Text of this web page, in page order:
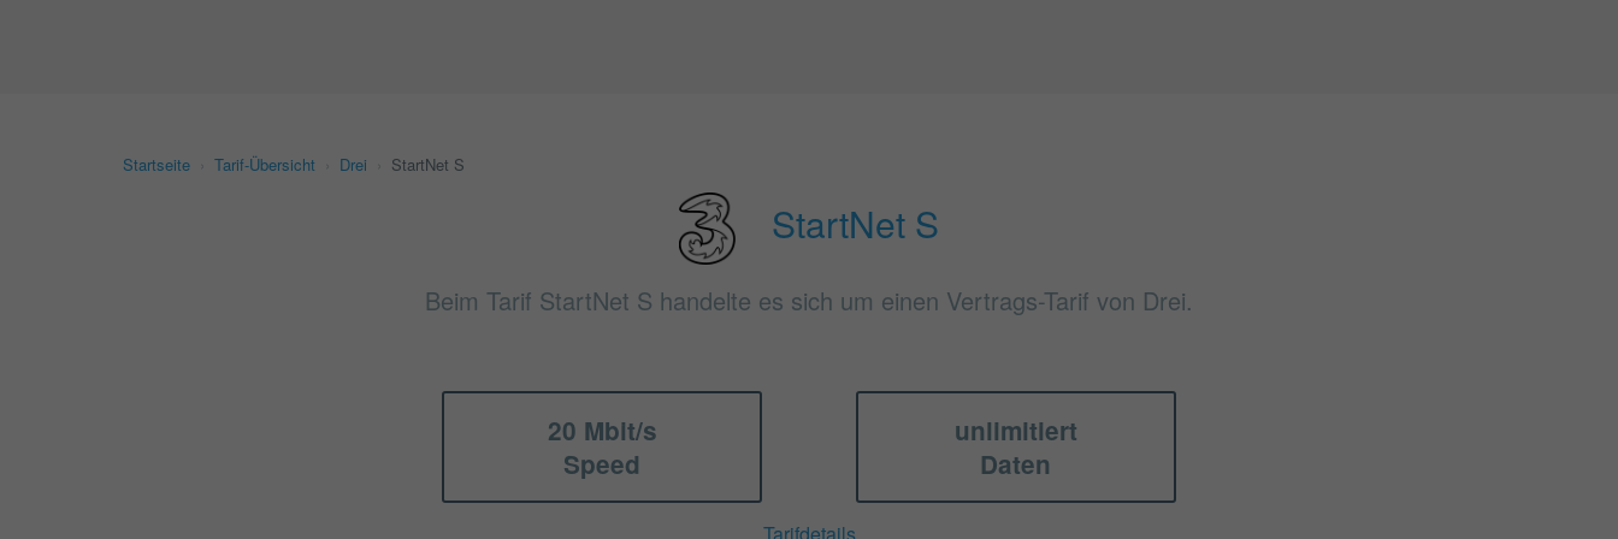
Startseite Tarif-Übersicht Drei StartNet S
StartNet S
Beim Tarif StartNet S handelte es sich um einen Vertrags-Tarif von Drei.
20 Mbit/s
Speed
unlimitiert
Daten